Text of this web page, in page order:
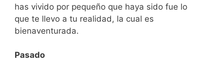
has vivido por pequeño que haya sido fue lo
que te llevo a tu realidad, la cual es
bienaventurada.
Pasado